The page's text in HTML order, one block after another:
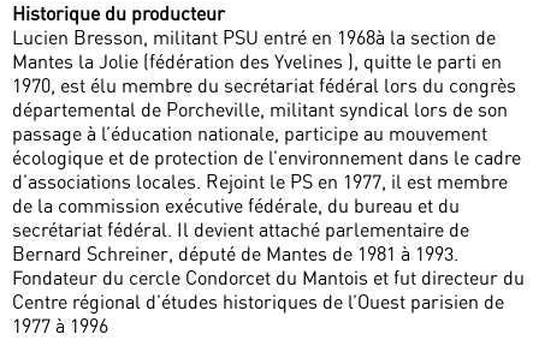
Historique du producteur
Lucien Bresson, militant PSU entré en 1968à la section de
Mantes la Jolie (fédération des Yvelines ), quitte le parti en
1970, est élu membre du secrétariat fédéral lors du congrès
départemental de Porcheville, militant syndical lors de son
passage à l’éducation nationale, participe au mouvement
écologique et de protection de l’environnement dans le cadre
d’associations locales. Rejoint le PS en 1977, il est membre
de la commission exécutive fédérale, du bureau et du
secrétariat fédéral. Il devient attaché parlementaire de
Bernard Schreiner, député de Mantes de 1981 à 1993.
Fondateur du cercle Condorcet du Mantois et fut directeur du
Centre régional d’études historiques de l’Ouest parisien de
1977 à 1996